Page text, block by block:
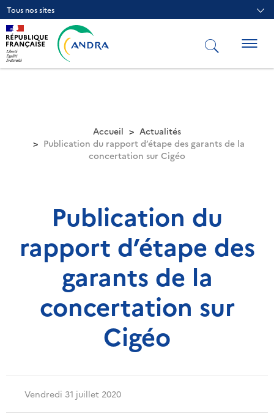
Aller
au
contenu
principal
Tous nos sites
Accueil
Actualités
Publication du rapport d’étape des garants de la
concertation sur Cigéo
Publication du
rapport d’étape des
garants de la
concertation sur
Cigéo
Vendredi 31 juillet 2020